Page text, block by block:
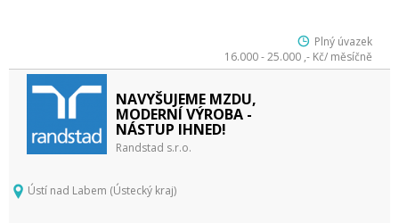
Plný úvazek
16.000 - 25.000 ,- Kč/ měsíčně
NAVYŠUJEME MZDU,
MODERNÍ VÝROBA -
NÁSTUP IHNED!
Randstad s.r.o.
Ústí nad Labem (Ústecký kraj)